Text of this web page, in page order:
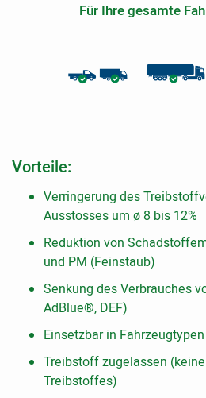
Für Ihre gesamte
Vorteile:
Verringerung des
Ausstosses um ø 8 bis 12%
Reduktion von
und PM (Feinstaub)
Senkung des Verbrauches
AdBlue®, DEF)
Einsetzbar in
Treibstoff zugelassen
Treibstoffes)